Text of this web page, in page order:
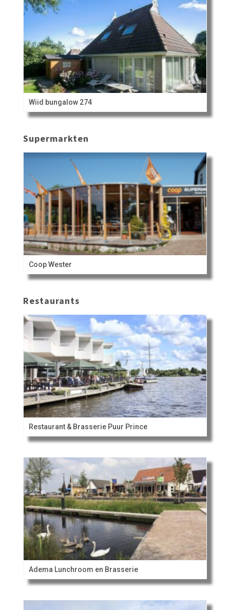
Wiid bungalow 274
Supermarkten
Coop Wester
Restaurants
Restaurant & Brasserie Puur Prince
Adema Lunchroom en Brasserie